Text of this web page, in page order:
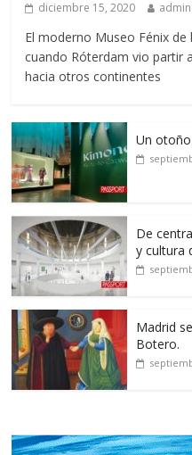
diciembre 15, 2020 admin
El moderno Museo Fénix
cuando Róterdam vio partir
hacia otros continentes
Un
De
y cultura
Madrid
Botero.